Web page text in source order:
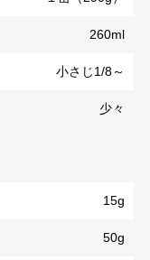
260ml
小さじ1/8～
少々
15g
50g